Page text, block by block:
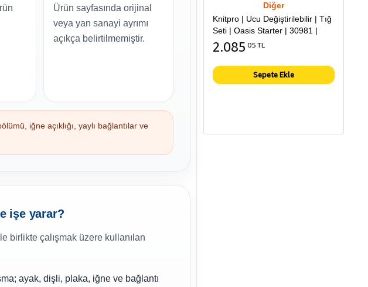
Ürün sayfasında orijinal
veya yan sanayi ayrımı
açıkça belirtilmemiştir.
iğne açıklığı, yaylı bağlantılar ve
işe yarar?
birlikte çalışmak üzere kullanılan
ayak, dişli, plaka, iğne ve bağlantı
Diğer
Knitpro | Ucu Değiştirilebilir | Tığ
Seti | Oasis Starter | 30981 |
2.085 05 TL
Sepete Ekle